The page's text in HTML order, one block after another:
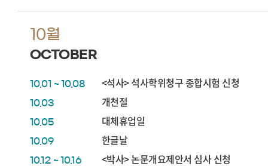
10월
OCTOBER
10.01 ~ 10.08 <석사> 석사학위청구 종합시험 신청
10.03 개천절
10.05 대체휴업일
10.09 한글날
10.12 ~ 10.16 <박사> 논문개요제안서 심사 신청